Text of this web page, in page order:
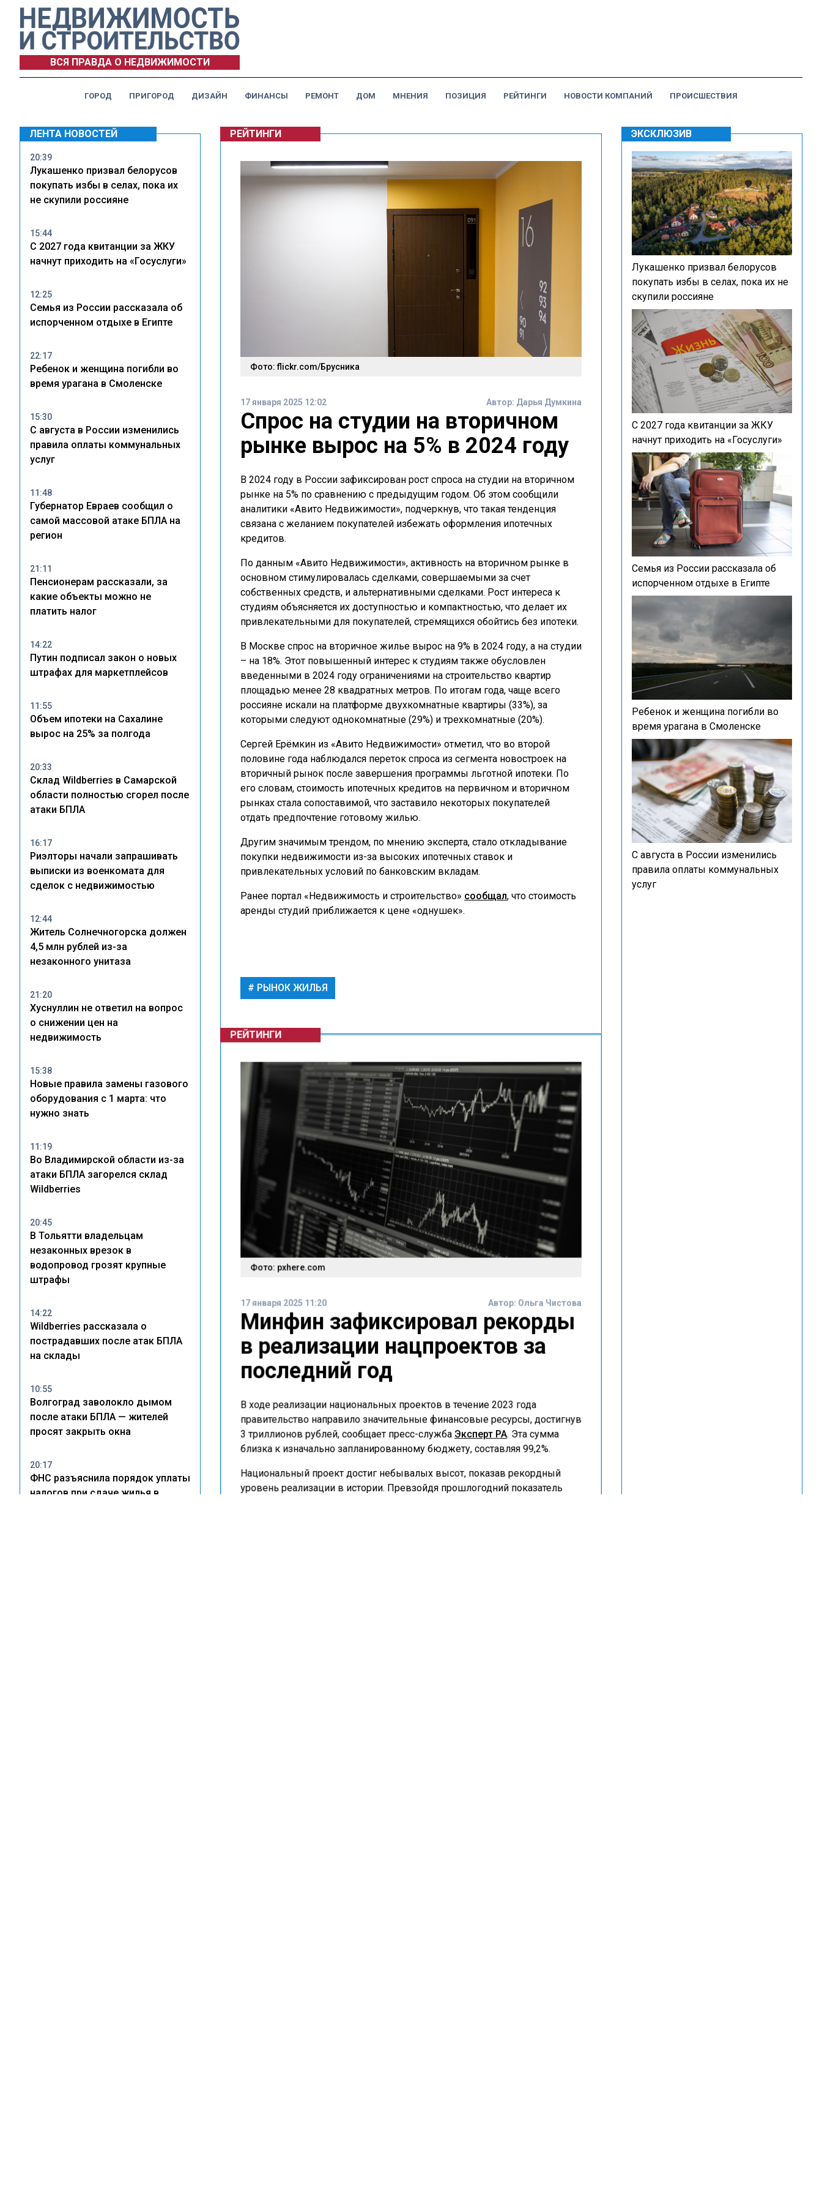
ВСЯ ПРАВДА О НЕДВИЖИМОСТИ
ГОРОД ПРИГОРОД ДИЗАЙН ФИНАНСЫ РЕМОНТ ДОМ МНЕНИЯ ПОЗИЦИЯ РЕЙТИНГИ НОВОСТИ КОМПАНИЙ ПРОИСШЕСТВИЯ
ЛЕНТА НОВОСТЕЙ
20:39
Лукашенко призвал белорусов
покупать избы в селах, пока их
не скупили россияне
15:44
С 2027 года квитанции за ЖКУ
начнут приходить на «Госуслуги»
12:25
Семья из России рассказала об
испорченном отдыхе в Египте
22:17
Ребенок и женщина погибли во
время урагана в Смоленске
15:30
С августа в России изменились
правила оплаты коммунальных
услуг
11:48
Губернатор Евраев сообщил о
самой массовой атаке БПЛА на
регион
21:11
Пенсионерам рассказали, за
какие объекты можно не
платить налог
14:22
Путин подписал закон о новых
штрафах для маркетплейсов
11:55
Объем ипотеки на Сахалине
вырос на 25% за полгода
20:33
Склад Wildberries в Самарской
области полностью сгорел после
атаки БПЛА
16:17
Риэлторы начали запрашивать
выписки из военкомата для
сделок с недвижимостью
12:44
Житель Солнечногорска должен
4,5 млн рублей из-за
незаконного унитаза
21:20
Хуснуллин не ответил на вопрос
о снижении цен на
недвижимость
15:38
Новые правила замены газового
оборудования с 1 марта: что
нужно знать
11:19
Во Владимирской области из-за
атаки БПЛА загорелся склад
Wildberries
20:45
В Тольятти владельцам
незаконных врезок в
водопровод грозят крупные
штрафы
14:22
Wildberries рассказала о
пострадавших после атак БПЛА
на склады
10:55
Волгоград заволокло дымом
после атаки БПЛА — жителей
просят закрыть окна
20:17
ФНС разъяснила порядок уплаты
налогов при сдаче жилья в
РЕЙТИНГИ
Фото: flickr.com/Брусника
17 января 2025 12:02 Автор: Дарья Думкина
Спрос на студии на вторичном
рынке вырос на 5% в 2024 году
В 2024 году в России зафиксирован рост спроса на студии на вторичном
рынке на 5% по сравнению с предыдущим годом. Об этом сообщили
аналитики «Авито Недвижимости», подчеркнув, что такая тенденция
связана с желанием покупателей избежать оформления ипотечных
кредитов.
По данным «Авито Недвижимости», активность на вторичном рынке в
основном стимулировалась сделками, совершаемыми за счет
собственных средств, и альтернативными сделками. Рост интереса к
студиям объясняется их доступностью и компактностью, что делает их
привлекательными для покупателей, стремящихся обойтись без ипотеки.
В Москве спрос на вторичное жилье вырос на 9% в 2024 году, а на студии
– на 18%. Этот повышенный интерес к студиям также обусловлен
введенными в 2024 году ограничениями на строительство квартир
площадью менее 28 квадратных метров. По итогам года, чаще всего
россияне искали на платформе двухкомнатные квартиры (33%), за
которыми следуют однокомнатные (29%) и трехкомнатные (20%).
Сергей Ерёмкин из «Авито Недвижимости» отметил, что во второй
половине года наблюдался переток спроса из сегмента новостроек на
вторичный рынок после завершения программы льготной ипотеки. По
его словам, стоимость ипотечных кредитов на первичном и вторичном
рынках стала сопоставимой, что заставило некоторых покупателей
отдать предпочтение готовому жилью.
Другим значимым трендом, по мнению эксперта, стало откладывание
покупки недвижимости из-за высоких ипотечных ставок и
привлекательных условий по банковским вкладам.
Ранее портал «Недвижимость и строительство» сообщал, что стоимость
аренды студий приближается к цене «однушек».
РЫНОК ЖИЛЬЯ
РЕЙТИНГИ
Фото: pxhere.com
17 января 2025 11:20 Автор: Ольга Чистова
Минфин зафиксировал рекорды
в реализации нацпроектов за
последний год
В ходе реализации национальных проектов в течение 2023 года
правительство направило значительные финансовые ресурсы, достигнув
3 триллионов рублей, сообщает пресс-служба Эксперт РА. Эта сумма
близка к изначально запланированному бюджету, составляя 99,2%.
Национальный проект достиг небывалых высот, показав рекордный
уровень реализации в истории. Превзойдя прошлогодний показатель
ЭКСКЛЮЗИВ
Лукашенко призвал белорусов
покупать избы в селах, пока их не
скупили россияне
С 2027 года квитанции за ЖКУ
начнут приходить на «Госуслуги»
Семья из России рассказала об
испорченном отдыхе в Египте
Ребенок и женщина погибли во
время урагана в Смоленске
С августа в России изменились
правила оплаты коммунальных
услуг